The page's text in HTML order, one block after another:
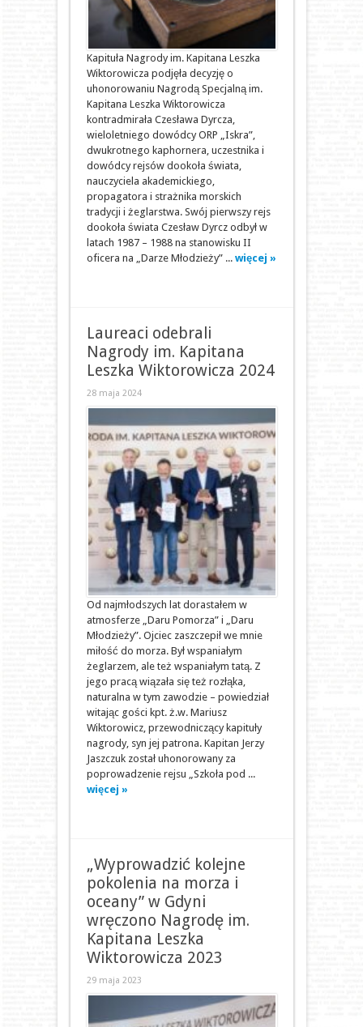
Kapituła Nagrody im. Kapitana Leszka
Wiktorowicza podjęła decyzję o
uhonorowaniu Nagrodą Specjalną im.
Kapitana Leszka Wiktorowicza
kontradmirała Czesława Dyrcza,
wieloletniego dowódcy ORP „Iskra”,
dwukrotnego kaphornera, uczestnika i
dowódcy rejsów dookoła świata,
nauczyciela akademickiego,
propagatora i strażnika morskich
tradycji i żeglarstwa. Swój pierwszy rejs
dookoła świata Czesław Dyrcz odbył w
latach 1987 – 1988 na stanowisku II
oficera na „Darze Młodzieży” ... więcej »
Laureaci odebrali
Nagrody im. Kapitana
Leszka Wiktorowicza 2024
28 maja 2024
Od najmłodszych lat dorastałem w
atmosferze „Daru Pomorza” i „Daru
Młodzieży”. Ojciec zaszczepił we mnie
miłość do morza. Był wspaniałym
żeglarzem, ale też wspaniałym tatą. Z
jego pracą wiązała się też rozłąka,
naturalna w tym zawodzie – powiedział
witając gości kpt. ż.w. Mariusz
Wiktorowicz, przewodniczący kapituły
nagrody, syn jej patrona. Kapitan Jerzy
Jaszczuk został uhonorowany za
poprowadzenie rejsu „Szkoła pod ...
więcej »
„Wyprowadzić kolejne
pokolenia na morza i
oceany” w Gdyni
wręczono Nagrodę im.
Kapitana Leszka
Wiktorowicza 2023
29 maja 2023